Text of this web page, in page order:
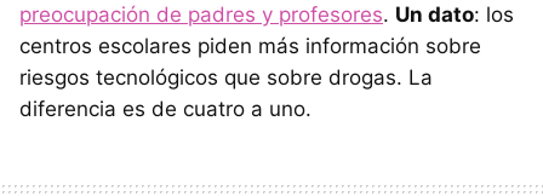
preocupación de padres y profesores. Un dato: los
centros escolares piden más información sobre
riesgos tecnológicos que sobre drogas. La
diferencia es de cuatro a uno.